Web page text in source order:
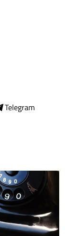
Telegram